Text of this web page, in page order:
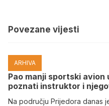
Povezane vijesti
ARHIVA
Pao manji sportski avion
poznati instruktor i
Na području Prijedora danas